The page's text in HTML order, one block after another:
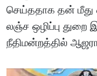
செய்ததாக தன் மீது
லஞ்ச ஒழிப்பு
நீதிமன்றத்தில்